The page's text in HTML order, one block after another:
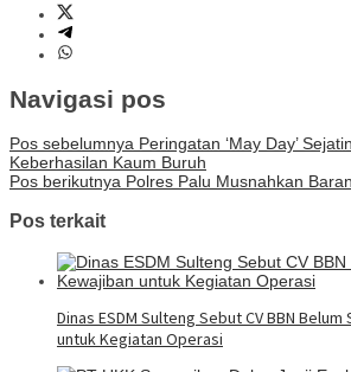
Navigasi pos
Pos sebelumnya Peringatan ‘May Day’
Keberhasilan Kaum Buruh
Pos berikutnya Polres Palu Musnahkan
Pos terkait
Dinas ESDM Sulteng Sebut CV BBN
untuk Kegiatan Operasi